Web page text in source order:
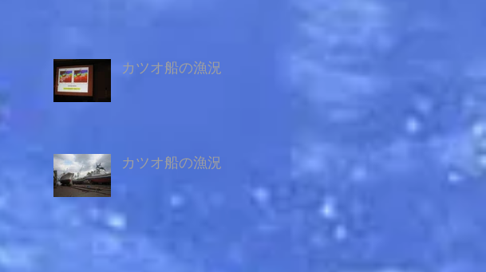
カツオ船の漁況
カツオ船の漁況